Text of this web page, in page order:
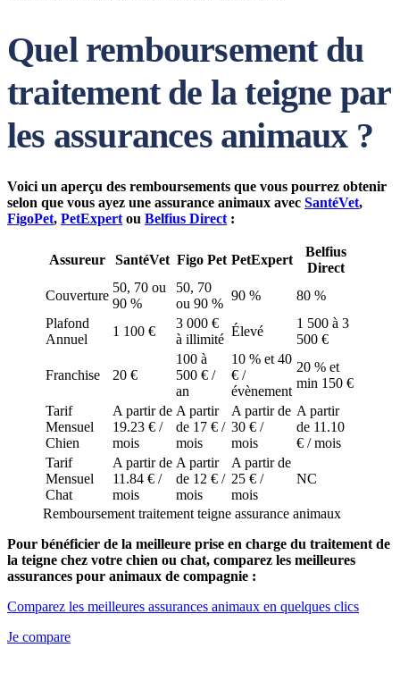
Quel remboursement du
traitement de la teigne par
les assurances animaux ?
Voici un aperçu des remboursements que vous pourrez obtenir
selon que vous ayez une assurance animaux avec SantéVet,
FigoPet, PetExpert ou Belfius Direct :
Assureur SantéVet Figo Pet PetExpert
Belfius
Direct
Couverture
50, 70 ou
90 %
50, 70
ou 90 %
90 %
80 %
Plafond
Annuel
1 100 €
3 000 €
à illimité
Élevé
1 500 à 3
500 €
Franchise 20 €
100 à
500 € /
an
10 % et 40
€ /
évènement
20 % et
min 150 €
Tarif
Mensuel
Chien
A partir de
19.23 € /
mois
A partir
de 17 € /
mois
A partir de
30 € /
mois
A partir
de 11.10
€ / mois
Tarif
Mensuel
Chat
A partir de
11.84 € /
mois
A partir
de 12 € /
mois
A partir de
25 € /
mois
NC
Remboursement traitement teigne assurance animaux
Pour bénéficier de la meilleure prise en charge du traitement de
la teigne chez votre chien ou chat, comparez les meilleures
assurances pour animaux de compagnie :
Comparez les meilleures assurances animaux en quelques clics
Je compare